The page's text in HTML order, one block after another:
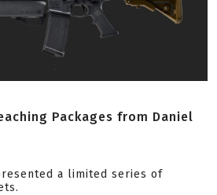
Packages from Daniel
a limited series of